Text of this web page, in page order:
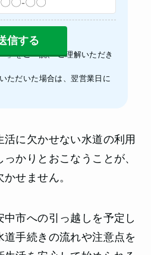
」をご一読、 ご理解いただき
ただいた場合は、翌営業日に
に欠かせない水道の利用
かりとおこなうことが、
せません。
市への引っ越しを予定し
手続きの流れや注意点を